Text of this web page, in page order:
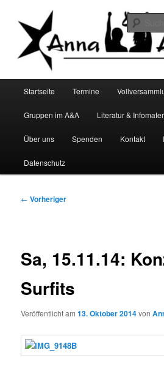
primären
springenAnna&Arthur
Startseite Termine
Gruppen im A&A Literatur &
Über uns Spenden Kontakt
Datenschutz
Beitragsnavigation
← Vorheriger
Sa, 15.11.14:
Surfits
Veröffentlicht am13. Oktober 2014von